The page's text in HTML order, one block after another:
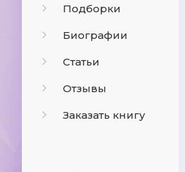
Подборки
Биографии
Статьи
Отзывы
Заказать книгу